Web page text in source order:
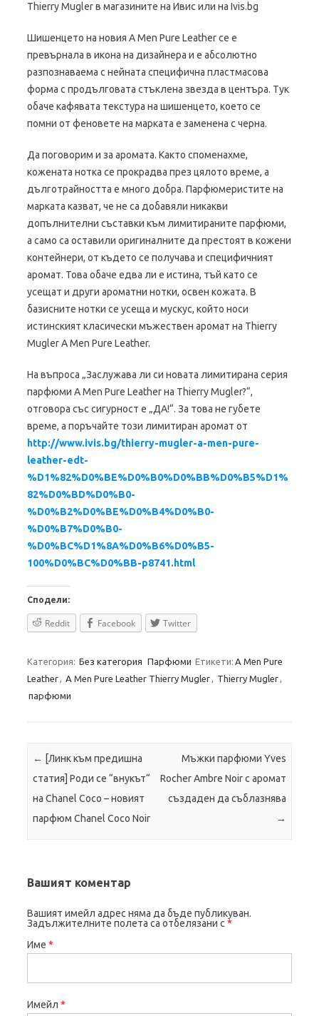
Thierry Mugler в магазините на Ивис или на Ivis.bg
Шишенцето на новия A Men Pure Leather се е
превърнала в икона на дизайнера и е абсолютно
разпознаваема с нейната специфична пластмасова
форма с продълговата стъклена звезда в центъра. Тук
обаче кафявата текстура на шишенцето, което се
помни от феновете на марката е заменена с черна.
Да поговорим и за аромата. Както споменахме,
кожената нотка се прокрадва през цялото време, а
дълготрайността е много добра. Парфюмеристите на
марката казват, че не са добавяли никакви
допълнителни съставки към лимитираните парфюми,
а само са оставили оригиналните да престоят в кожени
контейнери, от където се получава и специфичният
аромат. Това обаче едва ли е истина, тъй като се
усещат и други ароматни нотки, освен кожата. В
базисните нотки се усеща и мускус, който носи
истинският класически мъжествен аромат на Thierry
Mugler A Men Pure Leather.
На въпроса „Заслужава ли си новата лимитирана серия
парфюми A Men Pure Leather на Thierry Mugler?“,
отговора със сигурност е „ДА!“. За това не губете
време, а поръчайте този лимитиран аромат от
http://www.ivis.bg/thierry-mugler-a-men-pure-
leather-edt-
%D1%82%D0%BE%D0%B0%D0%BB%D0%B5%D1%
82%D0%BD%D0%B0-
%D0%B2%D0%BE%D0%B4%D0%B0-
%D0%B7%D0%B0-
%D0%BC%D1%8A%D0%B6%D0%B5-
100%D0%BC%D0%BB-p8741.html
Сподели:
Reddit Facebook Twitter
Категория: Без категория Парфюми Етикети: A Men Pure
Leather, A Men Pure Leather Thierry Mugler, Thierry Mugler,
парфюми
Пост навигация
← [Линк към предишна
статия] Роди се “внукът“
на Chanel Coco – новият
парфюм Chanel Coco Noir
Мъжки парфюми Yves
Rocher Ambre Noir с аромат
създаден да съблазнява
→
Вашият коментар
Вашият имейл адрес няма да бъде публикуван.
Задължителните полета са отбелязани с *
Име *
Имейл *